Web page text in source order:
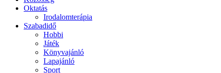
Oktatás
Irodalomterápia
Szabadidő
Hobbi
Játék
Könyvajánló
Lapajánló
Sport